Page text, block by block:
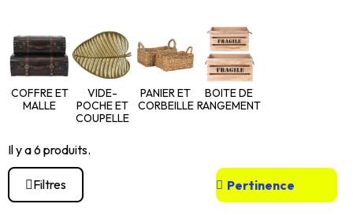
COFFRE ET
MALLE
VIDE-
POCHE ET
COUPELLE
PANIER ET
CORBEILLE
BOITE DE
RANGEMENT
Il y a 6 produits.
Filtres